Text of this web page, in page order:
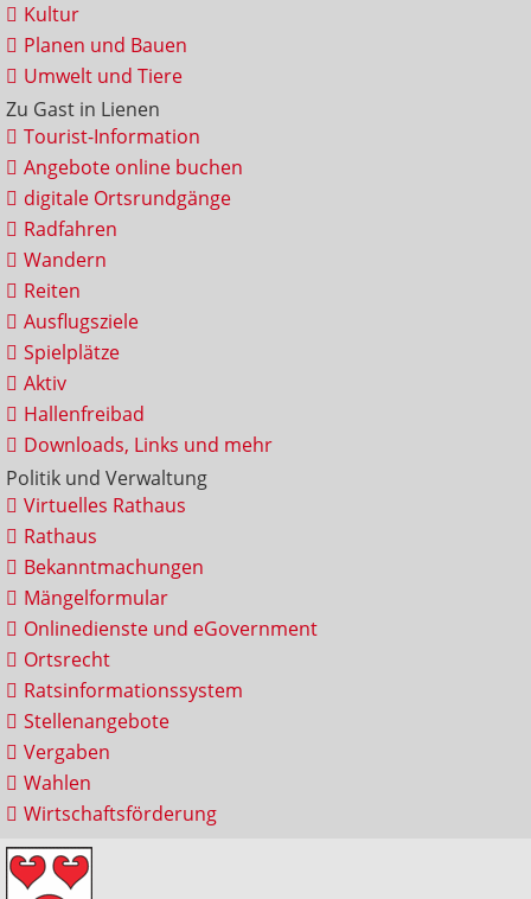
Kultur
Planen und Bauen
Umwelt und Tiere
Zu Gast in Lienen
Tourist-Information
Angebote online buchen
digitale Ortsrundgänge
Radfahren
Wandern
Reiten
Ausflugsziele
Spielplätze
Aktiv
Hallenfreibad
Downloads, Links und mehr
Politik und Verwaltung
Virtuelles Rathaus
Rathaus
Bekanntmachungen
Mängelformular
Onlinedienste und eGovernment
Ortsrecht
Ratsinformationssystem
Stellenangebote
Vergaben
Wahlen
Wirtschaftsförderung